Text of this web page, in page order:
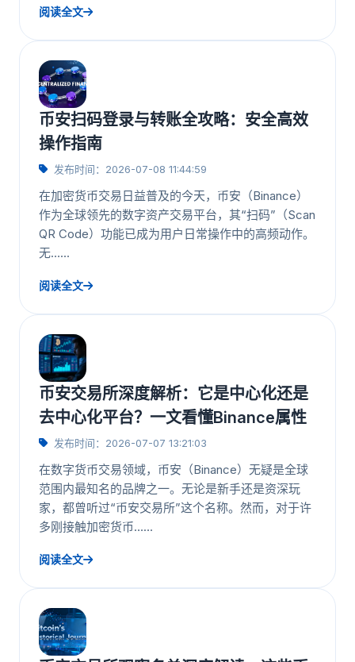
阅读全文
币安扫码登录与转账全攻略：安全高效
操作指南
发布时间：2026-07-08 11:44:59
在加密货币交易日益普及的今天，币安（Binance）
作为全球领先的数字资产交易平台，其“扫码”（Scan
QR Code）功能已成为用户日常操作中的高频动作。
无……
阅读全文
币安交易所深度解析：它是中心化还是
去中心化平台？一文看懂Binance属性
发布时间：2026-07-07 13:21:03
在数字货币交易领域，币安（Binance）无疑是全球
范围内最知名的品牌之一。无论是新手还是资深玩
家，都曾听过“币安交易所”这个名称。然而，对于许
多刚接触加密货币……
阅读全文